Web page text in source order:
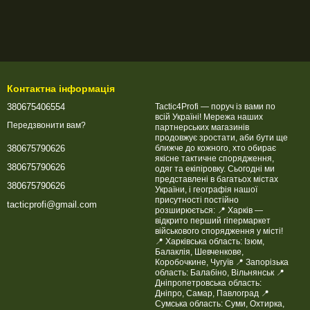
Контактна інформація
380675406554
Передзвонити вам?
380675790626
380675790626
380675790626
tacticprofi@gmail.com
Tactic4Profi — поруч із вами по
всій Україні! Мережа наших
партнерських магазинів
продовжує зростати, аби бути ще
ближче до кожного, хто обирає
якісне тактичне спорядження,
одяг та екіпіровку. Сьогодні ми
представлені в багатьох містах
України, і географія нашої
присутності постійно
розширюється: 📍 Харків —
відкрито перший гіпермаркет
військового спорядження у місті!
📍 Харківська область: Ізюм,
Балаклія, Шевченкове,
Коробочкине, Чугуїв 📍 Запорізька
область: Балабіно, Вільнянськ 📍
Дніпропетровська область:
Дніпро, Самар, Павлоград 📍
Сумська область: Суми, Охтирка,